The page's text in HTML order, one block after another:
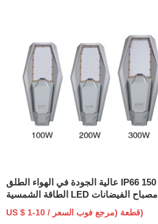
عالية الجودة في الهواء الطلق IP66 عاكس الإضاءة 150W حديقة
الطاقة الشمسية LED مصباح الفيضانات
US $ 1-10 / قطعة (مرجع فوب السعر)